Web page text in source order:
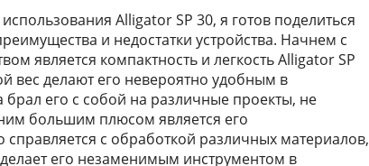
Alligator SP 30, я готов поделиться
и недостатки устройства. Начнем с
является компактность и легкость Alligator SP
вес делают его невероятно удобным в
брал его с собой на различные проекты, не
большим плюсом является его
справляется с обработкой различных материалов,
его незаменимым инструментом в